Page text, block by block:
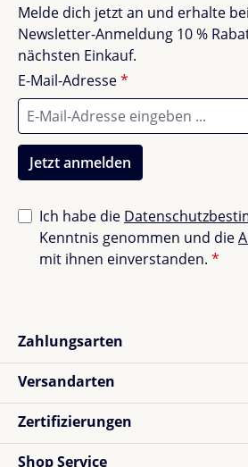
Unbefriedigend (0)
Bewerte dieses Produkt!
Teile deine Erfahrungen mit
Bewertungen nur in der
3Bewertungen
Katsiaryna K.
Verified buyer
Melde dich jetzt an und erhalte
Newsletter-Anmeldung 10 %
nächsten Einkauf.
E-Mail-Adresse*
Jetzt anmelden
Ich habe die
Kenntnis genommen und die
mit ihnen einverstanden. *
Zahlungsarten
Versandarten
Zertifizierungen
Shop Service